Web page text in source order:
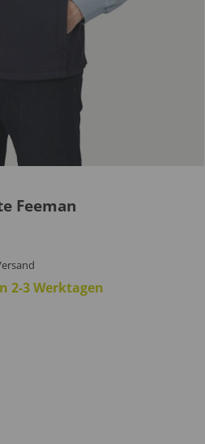
Feeman
2-3 Werktagen